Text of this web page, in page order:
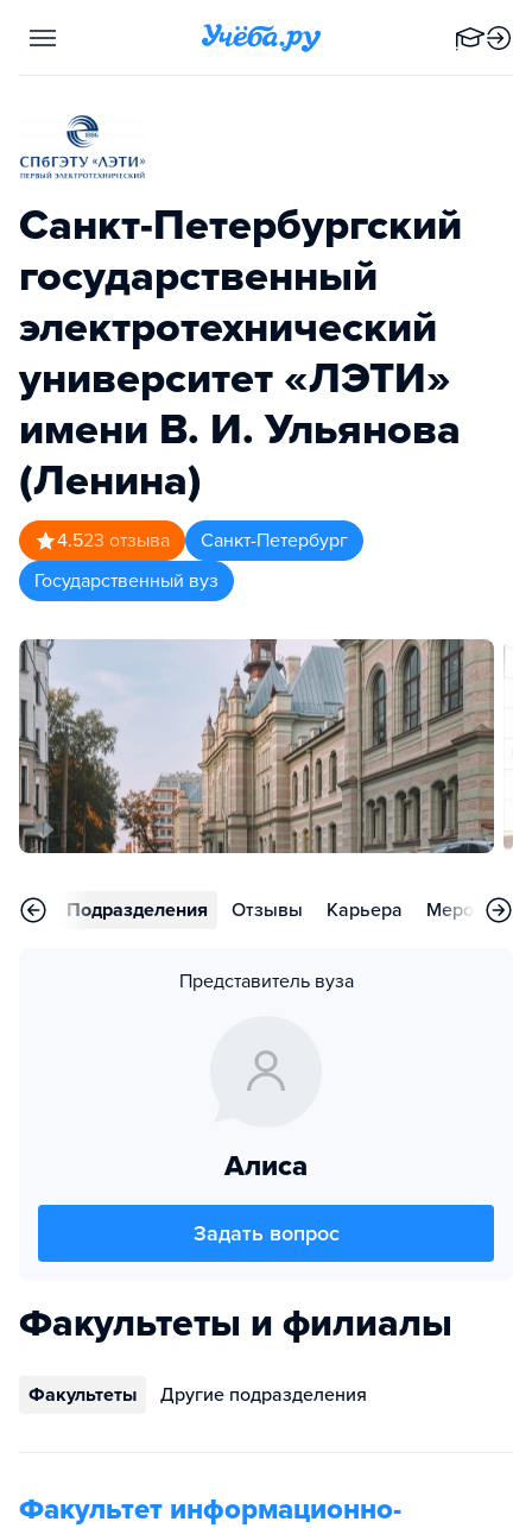
Санкт-Петербургский
государственный
электротехнический
университет «ЛЭТИ»
имени В. И. Ульянова
(Ленина)
4.523 отзыва
Санкт-Петербург
Государственный вуз
Подразделения Отзывы Карьера
Представитель вуза
Алиса
Задать вопрос
Факультеты и филиалы
Факультеты Другие подразделения
Факультет информационно-